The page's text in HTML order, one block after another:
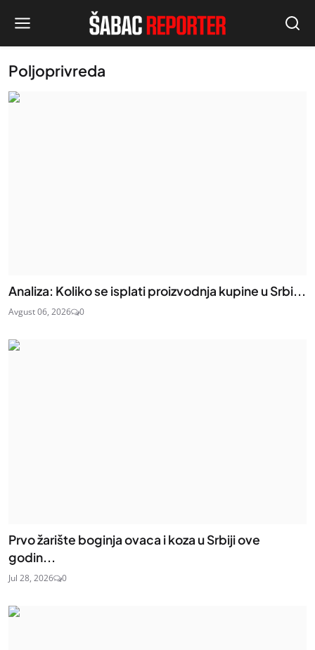
Poljoprivreda
Analiza: Koliko se isplati proizvodnja kupine u Srbi...
Avgust 06, 2026 0
Prvo žarište boginja ovaca i koza u Srbiji ove
godin...
Jul 28, 2026 0